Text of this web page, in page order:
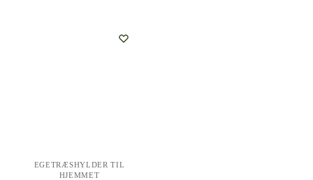
EGETRÆSHYLDER TIL
HJEMMET